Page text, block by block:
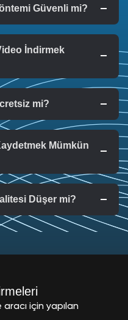
Güvenli mi?
İndirmek
mi?
Mümkün
Düşer mi?
için yapılan